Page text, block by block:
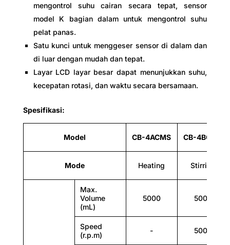
Structure
Iron plate welding, surface spraying
Ceramic Coated
mengontrol suhu cairan secara tepat, sensor
model K bagian dalam untuk mengontrol suhu
pelat panas.
Satu kunci untuk menggeser sensor di dalam dan
di luar dengan mudah dan tepat.
Layar LCD layar besar dapat menunjukkan suhu,
kecepatan rotasi, dan waktu secara bersamaan.
Spesifikasi:
Model CB-4ACMS CB-4BCMS
Mode Heating Stirring
Max.
Volume
(mL)
5000 5000
Speed
(r.p.m)
- 5000